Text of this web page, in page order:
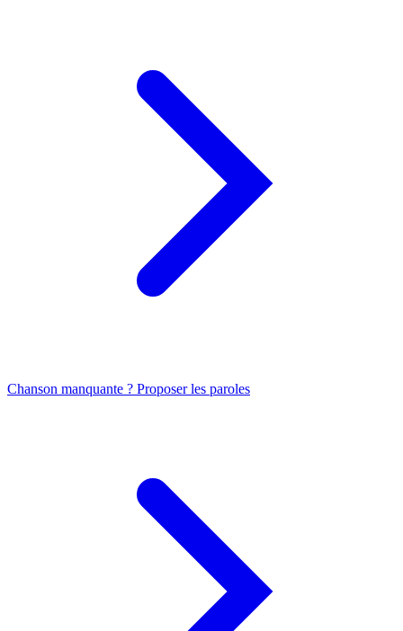
Chanson manquante ? Proposer les paroles